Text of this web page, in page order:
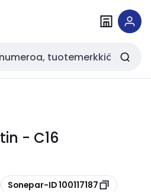
- C16
Kopioi
Sonepar-ID 100117187